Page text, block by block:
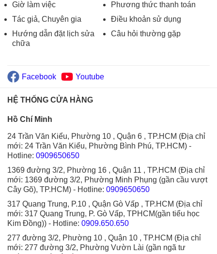
Giờ làm việc
Tác giả, Chuyên gia
Hướng dẫn đặt lịch sửa
chữa
Phương thức thanh toán
Điều khoản sử dụng
Câu hỏi thường gặp
Facebook Youtube
HỆ THỐNG CỬA HÀNG
Hồ Chí Minh
24 Trần Văn Kiểu, Phường 10 , Quận 6 , TP.HCM (Địa chỉ
mới: 24 Trần Văn Kiểu, Phường Bình Phú, TP.HCM) -
Hotline: 0909650650
1369 đường 3/2, Phường 16 , Quận 11 , TP.HCM (Địa chỉ
mới: 1369 đường 3/2, Phường Minh Phụng (gần cầu vượt
Cây Gõ), TP.HCM) - Hotline: 0909650650
317 Quang Trung, P.10 , Quận Gò Vấp , TP.HCM (Địa chỉ
mới: 317 Quang Trung, P. Gò Vấp, TPHCM(gần tiểu học
Kim Đồng)) - Hotline: 0909.650.650
277 đường 3/2, Phường 10 , Quận 10 , TP.HCM (Địa chỉ
mới: 277 đường 3/2, Phường Vườn Lài (gần ngã tư